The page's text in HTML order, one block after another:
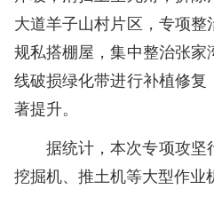
大道羊子山村片区，专项
规私搭棚屋，集中整治张
线破损绿化带进行补植修
著提升。
据统计，本次专项攻
挖掘机、推土机等大型作